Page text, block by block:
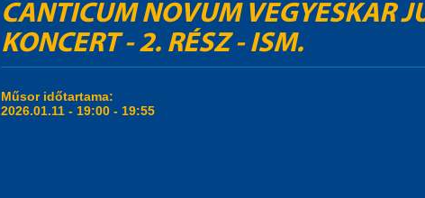
CANTICUM NOVUM VEGYESKAR
KONCERT - 2. RÉSZ - ISM.
Műsor időtartama:
2026.01.11 - 19:00 - 19:55